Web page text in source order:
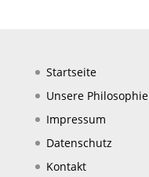
Startseite
Unsere Philosophie
Impressum
Datenschutz
Kontakt